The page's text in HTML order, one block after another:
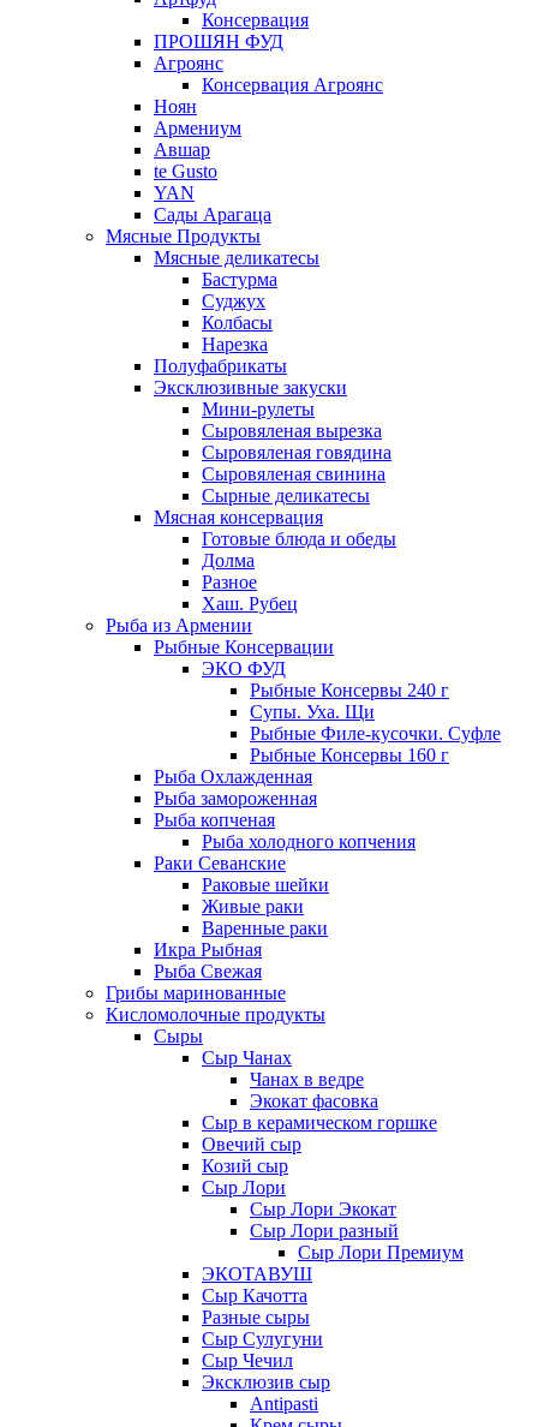
Консервация
ПРОШЯН ФУД
Агроянс
Консервация Агроянс
Ноян
Армениум
Авшар
te Gusto
YAN
Сады Арагаца
Мясные Продукты
Мясные деликатесы
Бастурма
Суджух
Колбасы
Нарезка
Полуфабрикаты
Эксклюзивные закуски
Мини-рулеты
Сыровяленая вырезка
Сыровяленая говядина
Сыровяленая свинина
Сырные деликатесы
Мясная консервация
Готовые блюда и обеды
Долма
Разное
Хаш. Рубец
Рыба из Армении
Рыбные Консервации
ЭКО ФУД
Рыбные Консервы 240 г
Супы. Уха. Щи
Рыбные Филе-кусочки. Суфле
Рыбные Консервы 160 г
Рыба Охлажденная
Рыба замороженная
Рыба копченая
Рыба холодного копчения
Раки Севанские
Раковые шейки
Живые раки
Варенные раки
Икра Рыбная
Рыба Свежая
Грибы маринованные
Кисломолочные продукты
Сыры
Сыр Чанах
Чанах в ведре
Экокат фасовка
Сыр в керамическом горшке
Овечий сыр
Козий сыр
Сыр Лори
Сыр Лори Экокат
Сыр Лори разный
Сыр Лори Премиум
ЭКОТАВУШ
Сыр Качотта
Разные сыры
Сыр Сулугуни
Сыр Чечил
Эксклюзив сыр
Antipasti